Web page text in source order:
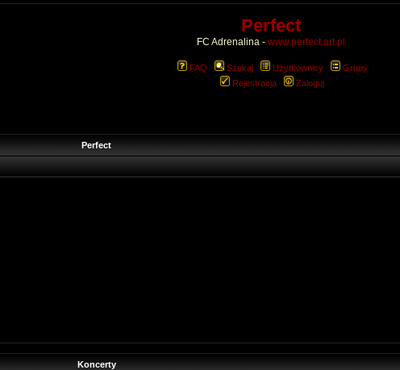
Perfect
FC Adrenalina - www.perfect.art.pl
FAQ Szukaj Użytkownicy
Grupy
Rejestracja
Zaloguj
Perfect
Koncerty